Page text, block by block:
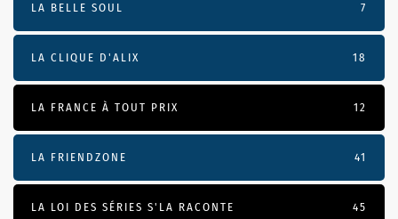
LA BELLE SOUL 7
LA CLIQUE D'ALIX 18
LA FRANCE À TOUT PRIX 12
LA FRIENDZONE 41
LA LOI DES SÉRIES S'LA RACONTE 45